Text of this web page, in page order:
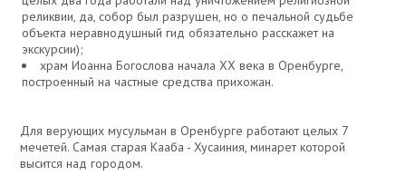
реликвии, да, собор был разрушен, но о печальной судьбе
объекта неравнодушный гид обязательно расскажет на
экскурсии);
храм Иоанна Богослова начала XX века в Оренбурге,
построенный на частные средства прихожан.
Для верующих мусульман в Оренбурге работают целых 7
мечетей. Самая старая Кааба - Хусаиния, минарет которой
высится над городом.